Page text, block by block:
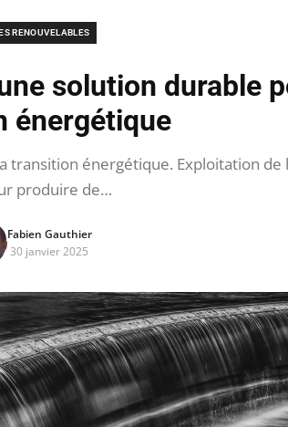
RENOUVELABLES
solution durable
énergétique
transition énergétique. Exploitation de
produire de…
Fabien Gauthier
30 janvier 2025